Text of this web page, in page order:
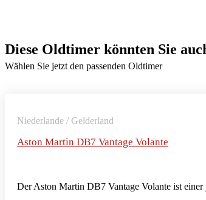
Diese Oldtimer könnten Sie
Wählen Sie jetzt den passenden Oldtimer
Niederlande / Gelderland
Aston Martin DB7 Vantage Volante
Der Aston Martin DB7 Vantage Volante ist